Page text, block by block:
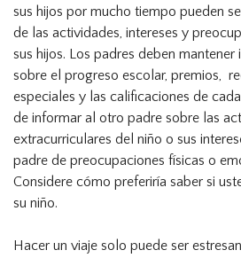
sus hijos por mucho tiempo pueden
de las actividades, intereses y
sus hijos. Los padres deben
sobre el progreso escolar, premios,
especiales y las calificaciones de
de informar al otro padre sobre las
extracurriculares del niño o sus
padre de preocupaciones físicas o
Considere cómo preferiría saber si
su niño.
Hacer un viaje solo puede ser